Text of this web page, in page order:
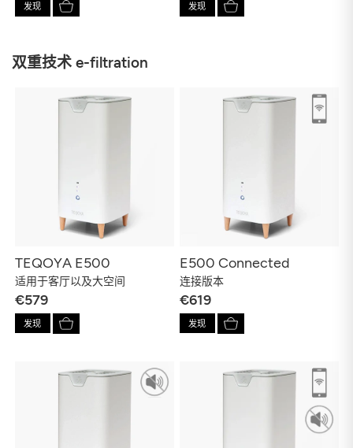
发现 发现
双重技术 e-filtration
TEQOYA E500
适用于客厅以及大空间
€579
发现
E500 Connected
连接版本
€619
发现